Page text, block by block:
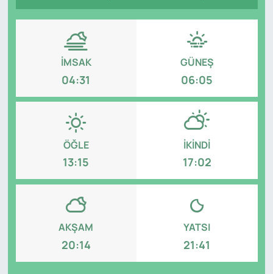
İMSAK
04:31
GÜNEŞ
06:05
ÖĞLE
13:15
İKINDI
17:02
AKŞAM
20:14
YATSI
21:41